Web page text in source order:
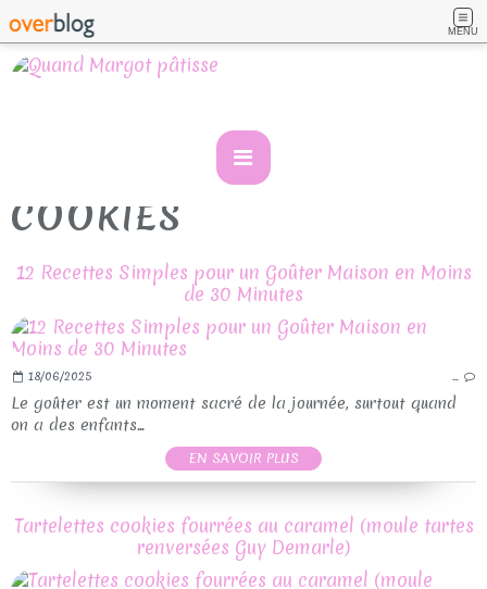
MENU
COOKIES
12 Recettes Simples pour un Goûter Maison en Moins
de 30 Minutes
18/06/2025 …
Le goûter est un moment sacré de la journée, surtout quand
on a des enfants...
EN SAVOIR PLUS
Tartelettes cookies fourrées au caramel (moule tartes
renversées Guy Demarle)